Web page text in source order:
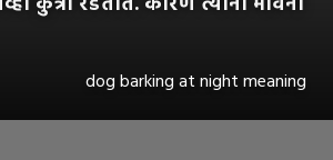
dog barking at night meaning